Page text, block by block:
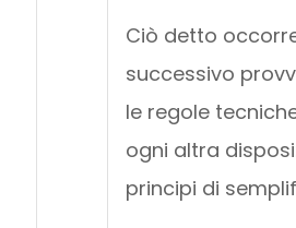
Ciò detto
successivo
le regole
ogni altra
principi di